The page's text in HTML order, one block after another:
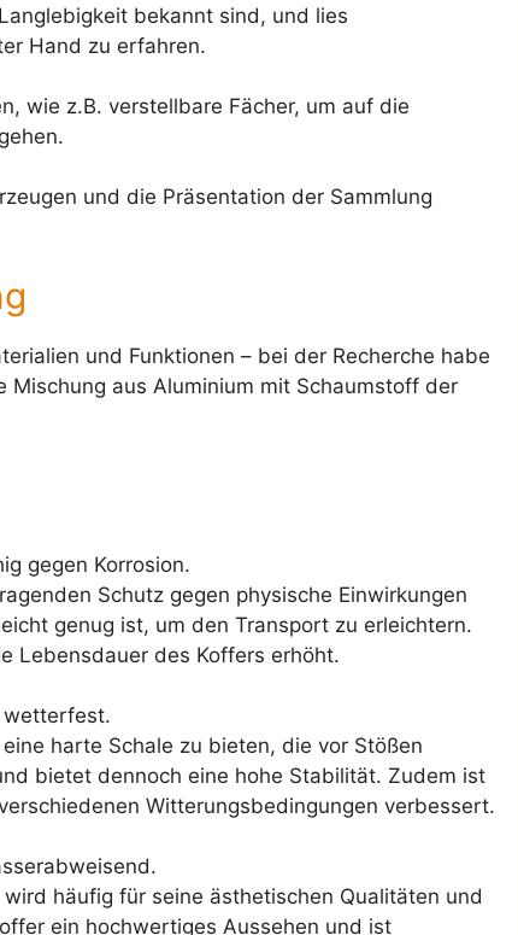
bekannt sind, und lies
Hand zu erfahren.
wie z.B. verstellbare Fächer, um auf die
und die Präsentation der Sammlung
und Funktionen – bei der Recherche habe
aus Aluminium mit Schaumstoff der
gegen Korrosion.
Schutz gegen physische Einwirkungen
genug ist, um den Transport zu erleichtern.
Lebensdauer des Koffers erhöht.
wetterfest.
harte Schale zu bieten, die vor Stößen
bietet dennoch eine hohe Stabilität. Zudem ist
Witterungsbedingungen verbessert.
häufig für seine ästhetischen Qualitäten und
ein hochwertiges Aussehen und ist